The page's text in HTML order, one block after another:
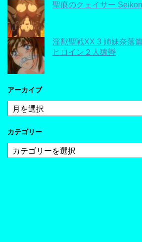
聖痕のクェイサー
淫獣聖戦XX 3 姉妹奈落
ヒロイン２人猿轡
アーカイブ
ア
ー
イ
カテゴリー
テ